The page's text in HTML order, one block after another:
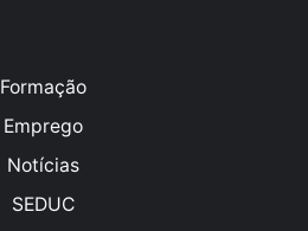
Formação
Emprego
Notícias
SEDUC